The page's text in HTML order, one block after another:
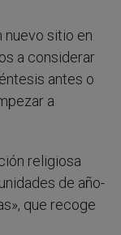
nuevo sitio en
a considerar
antes o
a
religiosa
de año-
que recoge